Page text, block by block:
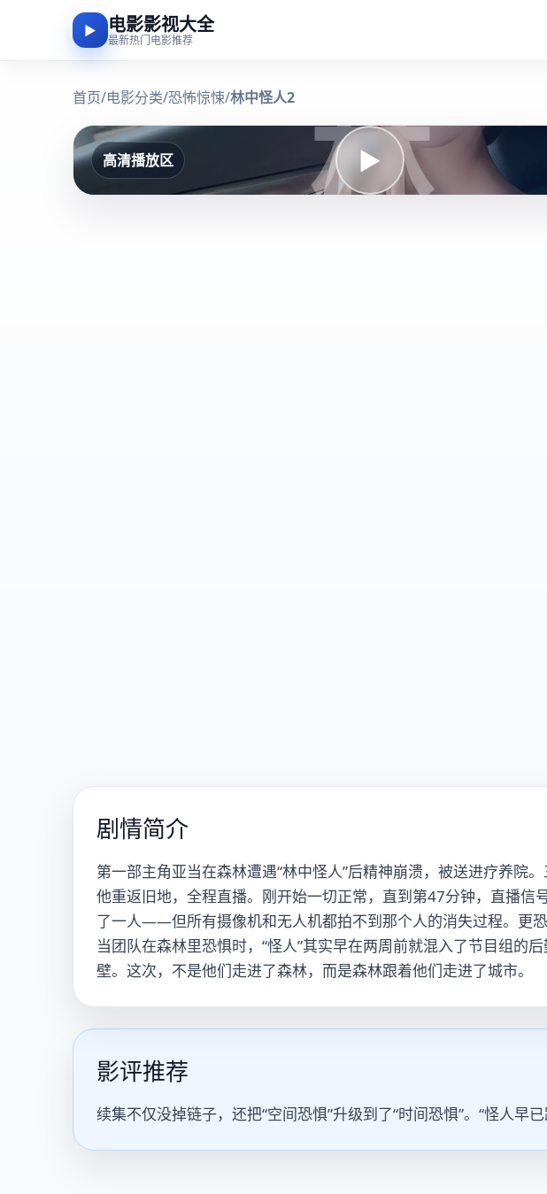
▶ 电影影视大全
最新热门电影推荐
首页/电影分类/恐怖惊悚/林中怪人2 林
▶
高清播放区
剧情简介
第一部主角亚当在森林遭遇“林中怪人”后精神崩溃，被送进疗养院
他重返旧地，全程直播。刚开始一切正常，直到第47分钟，直播信
了一人——但所有摄像机和无人机都拍不到那个人的消失过程。更恐
当团队在森林里恐惧时，“怪人”其实早在两周前就混入了节目组的
壁。这次，不是他们走进了森林，而是森林跟着他们走进了城市。
影评推荐
续集不仅没掉链子，还把“空间恐惧”升级到了“时间恐惧”。“怪人早